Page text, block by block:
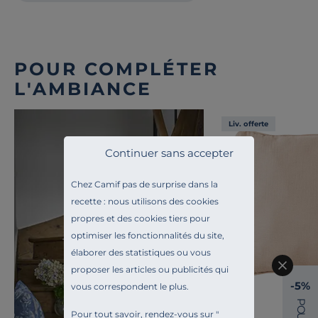
Chez Camif pas de surprise dans la
recette : nous utilisons des cookies
propres et des cookies tiers pour
optimiser les fonctionnalités du site,
élaborer des statistiques ou vous
proposer les articles ou publicités qui
vous correspondent le plus.
Pour tout savoir, rendez-vous sur "
Continuer sans accepter
POUR COMPLÉTER
L'AMBIANCE
Toute l'inspiration
Niort Ville
Liv. offerte
-5%
P
O
U